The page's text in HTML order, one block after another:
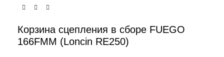
Корзина сцепления в сборе FUEGO
166FMM (Loncin RE250)